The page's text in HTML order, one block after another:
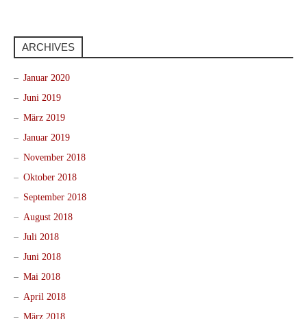
ARCHIVES
Januar 2020
Juni 2019
März 2019
Januar 2019
November 2018
Oktober 2018
September 2018
August 2018
Juli 2018
Juni 2018
Mai 2018
April 2018
März 2018